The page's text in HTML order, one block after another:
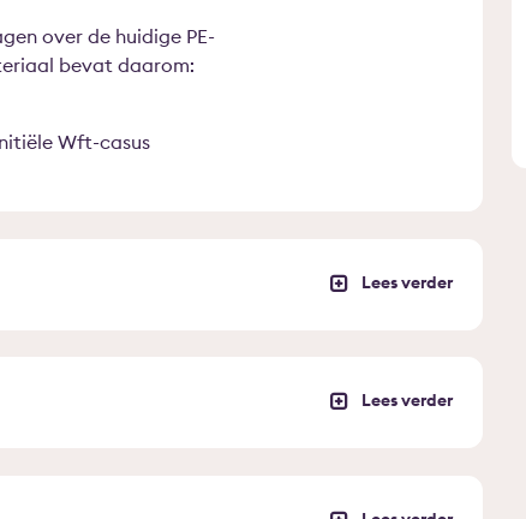
over de huidige PE-
bevat daarom:
Wft-casus